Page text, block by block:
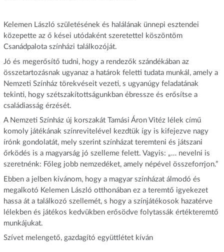
Kelemen László születésének és halálának ünnepi esztendei
közepette az ő kései utódaként szeretettel köszöntöm
Csanádpalota színházi találkozóját.
Jó és megerősítő tudni, hogy a rendezők szándékában az
összetartozásnak ugyanaz a határok feletti tudata munkál, amely a
Nemzeti Színház törekvéseit vezeti, s ugyanúgy feladatának
tekinti, hogy szétszakítottságunkban ébressze és erősítse a
családiasság érzését.
A Nemzeti Színház új korszakát Tamási Áron Vitéz lélek című
komoly játékának színrevitelével kezdtük így is kifejezve nagy
írónk gondolatát, mely szerint színházat teremteni és játszani
őrködés is a magyarság jó szelleme felett. Vagyis: „… nevelni is
szeretnénk: Főleg jobb nemzedéket, amely népével összeforrjon.”
Ebben a jelben kívánom, hogy a magyar színházat álmodó és
megalkotó Kelemen László otthonában ez a teremtő igyekezet
hassa át a találkozó szellemét, s hogy a színjátékosok hazatérve
lélekben és játékos kedvükben erősödve folytassák értékteremtő
munkájukat.
Szívet melengető, gazdagító együttlétet kíván